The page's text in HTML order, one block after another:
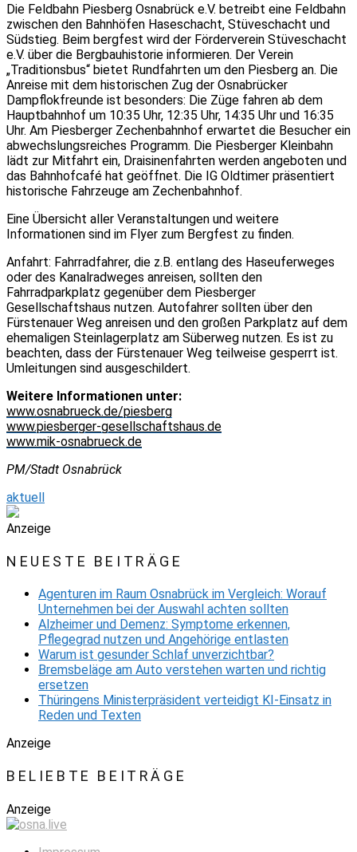
Die Feldbahn Piesberg Osnabrück e.V. betreibt eine Feldbahn
zwischen den Bahnhöfen Haseschacht, Stüveschacht und
Südstieg. Beim bergfest wird der Förderverein Stüveschacht
e.V. über die Bergbauhistorie informieren. Der Verein
„Traditionsbus“ bietet Rundfahrten um den Piesberg an. Die
Anreise mit dem historischen Zug der Osnabrücker
Dampflokfreunde ist besonders: Die Züge fahren ab dem
Hauptbahnhof um 10:35 Uhr, 12:35 Uhr, 14:35 Uhr und 16:35
Uhr. Am Piesberger Zechenbahnhof erwartet die Besucher ein
abwechslungsreiches Programm. Die Piesberger Kleinbahn
lädt zur Mitfahrt ein, Draisinenfahrten werden angeboten und
das Bahnhofcafé hat geöffnet. Die IG Oldtimer präsentiert
historische Fahrzeuge am Zechenbahnhof.
Eine Übersicht aller Veranstaltungen und weitere
Informationen sind im Flyer zum Bergfest zu finden.
Anfahrt: Fahrradfahrer, die z.B. entlang des Haseuferweges
oder des Kanalradweges anreisen, sollten den
Fahrradparkplatz gegenüber dem Piesberger
Gesellschaftshaus nutzen. Autofahrer sollten über den
Fürstenauer Weg anreisen und den großen Parkplatz auf dem
ehemaligen Steinlagerplatz am Süberweg nutzen. Es ist zu
beachten, dass der Fürstenauer Weg teilweise gesperrt ist.
Umleitungen sind ausgeschildert.
Weitere Informationen unter:
www.osnabrueck.de/piesberg
www.piesberger-gesellschaftshaus.de
www.mik-osnabrueck.de
PM/Stadt Osnabrück
aktuell
Anzeige
NEUESTE BEITRÄGE
Agenturen im Raum Osnabrück im Vergleich: Worauf
Unternehmen bei der Auswahl achten sollten
Alzheimer und Demenz: Symptome erkennen,
Pflegegrad nutzen und Angehörige entlasten
Warum ist gesunder Schlaf unverzichtbar?
Bremsbeläge am Auto verstehen warten und richtig
ersetzen
Thüringens Ministerpräsident verteidigt KI-Einsatz in
Reden und Texten
Anzeige
BELIEBTE BEITRÄGE
Anzeige